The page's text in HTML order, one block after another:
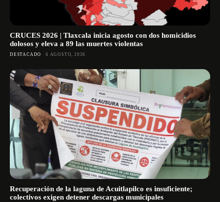
CRUCES 2026 | Tlaxcala inicia agosto con dos homicidios
dolosos y eleva a 89 las muertes violentas
DESTACADO 6 AGOSTO, 2026
Recuperación de la laguna de Acuitlapilco es insuficiente;
colectivos exigen detener descargas municipales